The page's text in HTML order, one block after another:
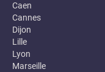
Caen
Cannes
Dijon
Lille
Lyon
Marseille